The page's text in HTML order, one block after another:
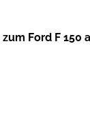
Ford F 150